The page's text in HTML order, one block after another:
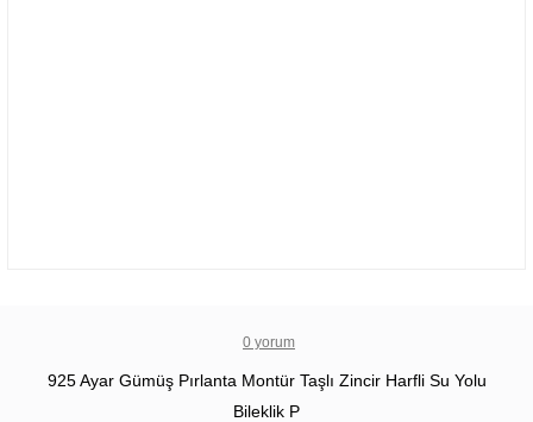
0 yorum
925 Ayar Gümüş Pırlanta Montür Taşlı Zincir Harfli Su Yolu
Bileklik P